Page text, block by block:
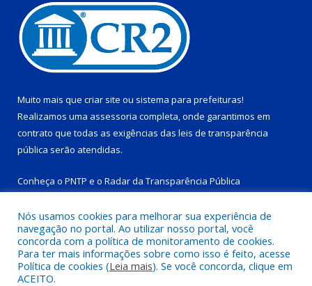
Muito mais que criar site ou sistema para prefeituras!
Realizamos uma assessoria completa, onde garantimos em
contrato que todas as exigências das leis de transparência
pública serão atendidas.
Conheça o PNTP e o Radar da Transparência Pública
Todos os direitos reservados a Prefeitura Municipal de Tucuruí-
PA.
Nós usamos cookies para melhorar sua experiência de
navegação no portal. Ao utilizar nosso portal, você
concorda com a política de monitoramento de cookies.
Para ter mais informações sobre como isso é feito, acesse
Política de cookies (Leia mais). Se você concorda, clique em
ACEITO.